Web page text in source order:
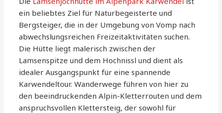
ein beliebtes Ziel für Naturbegeisterte und
Bergsteiger, die in der Umgebung von Vomp nach
abwechslungsreichen Freizeitaktivitäten suchen.
Die Hütte liegt malerisch zwischen der
Lamsenspitze und dem Hochnissl und dient als
idealer Ausgangspunkt für eine spannende
Karwendeltour. Wanderwege führen von hier zu
den beeindruckenden Alpin-Kletterrouten und dem
anspruchsvollen Klettersteig, der sowohl für